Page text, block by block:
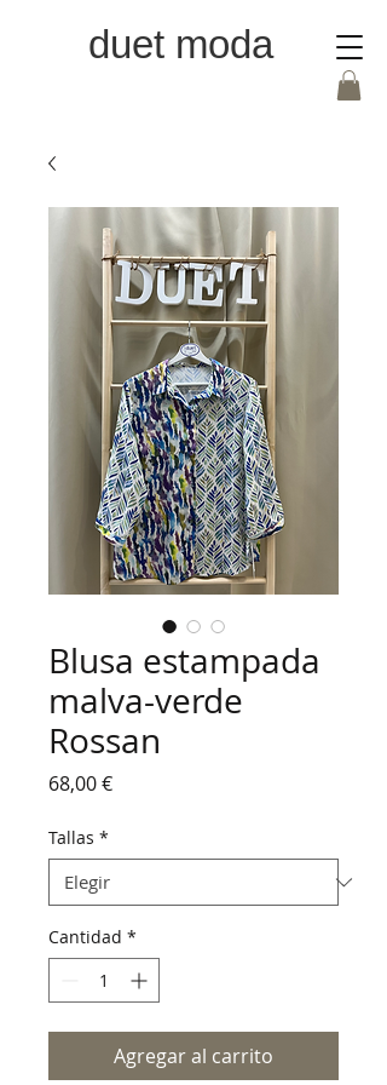
duet moda
Blusa estampada
malva-verde
Rossan
68,00 €Precio
Tallas *
Cantidad *
Agregar al carrito